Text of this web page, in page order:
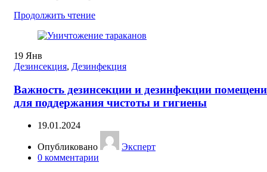
Продолжить чтение
19 Янв
Дезинсекция, Дезинфекция
Важность дезинсекции и дезинфекции
для поддержания чистоты и гигиены
19.01.2024
Опубликовано
Эксперт
0 комментарии